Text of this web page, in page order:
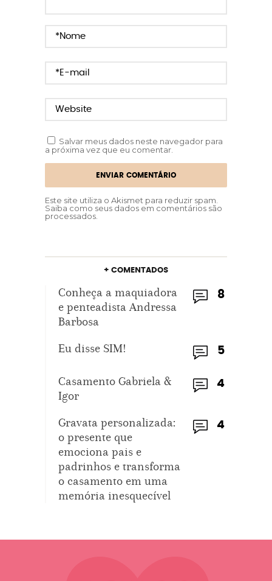
Salvar meus dados neste navegador para
a próxima vez que eu comentar.
Este site utiliza o Akismet para reduzir spam.
Saiba como seus dados em comentários são
processados
+ COMENTADOS
8
Conheça a maquiadora
e penteadista Andressa
Barbosa
5
Eu disse SIM!
4
Casamento Gabriela &
Igor
4
Gravata personalizada:
o presente que
emociona pais e
padrinhos e transforma
o casamento em uma
memória inesquecível